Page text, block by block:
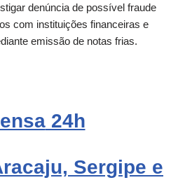
denúncia de possível fraude
com instituições financeiras e
emissão de notas frias.
24h
Sergipe e